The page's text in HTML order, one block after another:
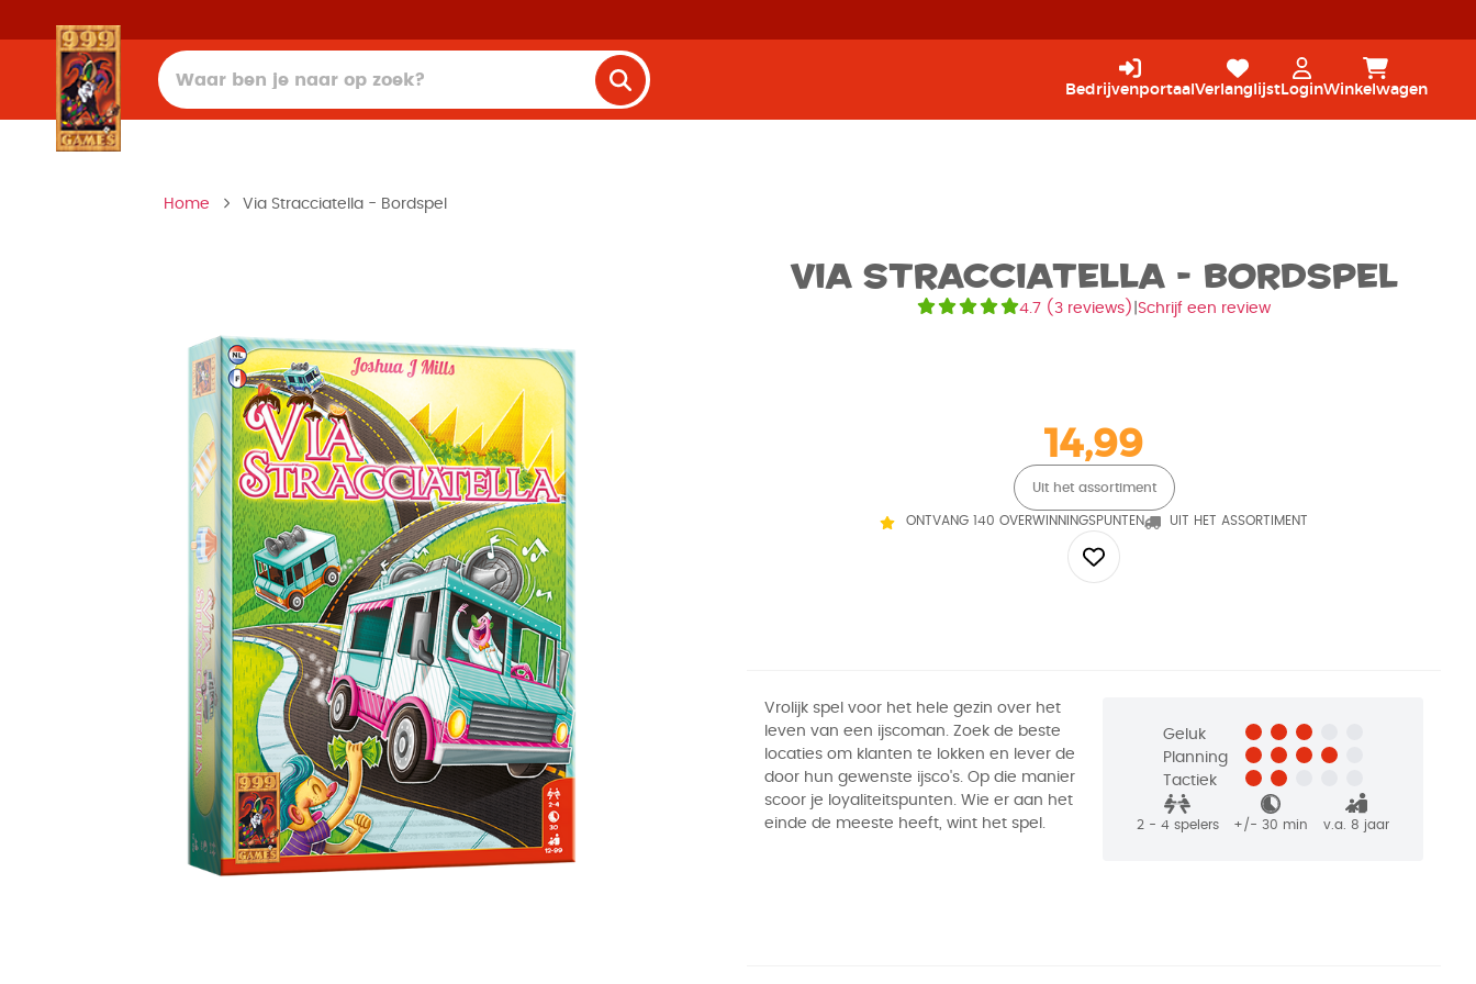
Bedrijvenportaal Verlanglijst LoginWinkelwagen
Home Via Stracciatella - Bordspel
Via Stracciatella - Bordspel
4.7 ( 3 reviews) Schrijf een review
14,99
Uit het assortiment
ONTVANG 140 OVERWINNINGSPUNTEN UIT HET ASSORTIMENT
Vrolijk spel voor het hele gezin over het
leven van een ijscoman. Zoek de beste
locaties om klanten te lokken en lever de
door hun gewenste ijsco's. Op die manier
scoor je loyaliteitspunten. Wie er aan het
einde de meeste heeft, wint het spel.
Geluk
Planning
Tactiek
2 - 4 spelers +/- 30 min v.a. 8 jaar